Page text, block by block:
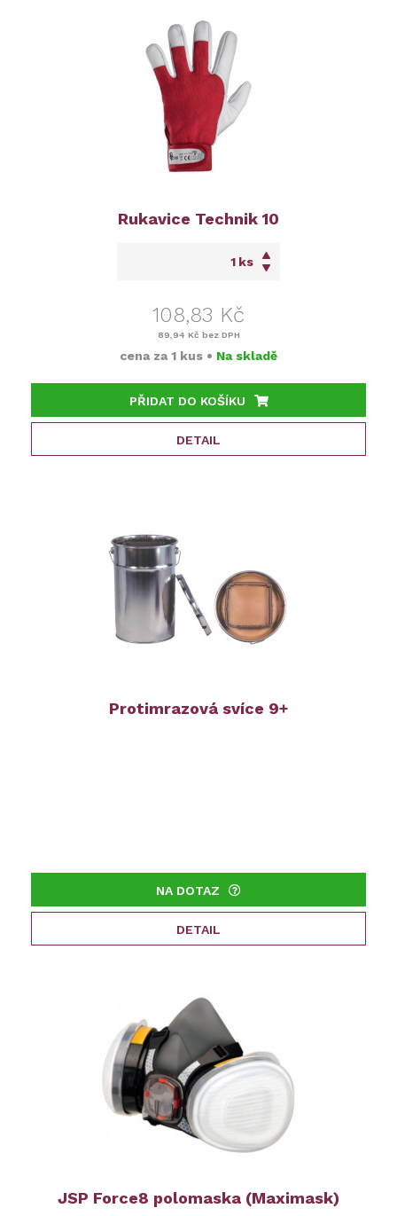
Rukavice Technik 10
ks
108,83 Kč
89,94 Kč bez DPH
cena za 1 kus • Na skladě
PŘIDAT DO KOŠÍKU
DETAIL
Protimrazová svíce 9+
NA DOTAZ
DETAIL
JSP Force8 polomaska (Maximask)